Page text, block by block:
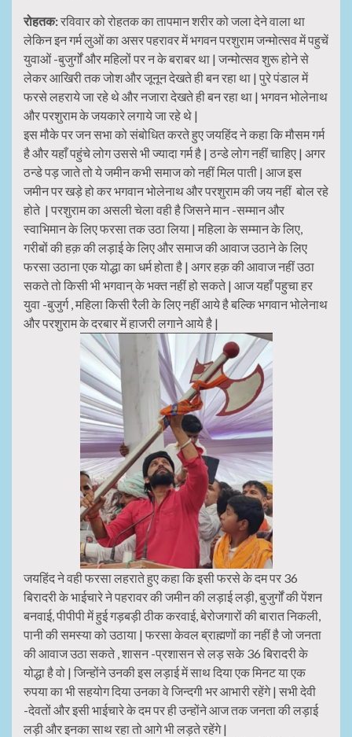
रोहतक:रविवार को रोहतक का तापमान शरीर को जला देने वाला था
लेकिन इन गर्म लुओं का असर पहरावर में भगवन परशुराम जन्मोत्सव में पहुचें
युवाओं -बुजुर्गों और महिलों पर न के बराबर था | जन्मोत्सव शुरू होने से
लेकर आखिरी तक जोश और जूनून देखते ही बन रहा था | पुरे पंडाल में
फरसे लहराये जा रहे थे और नजारा देखते ही बन रहा था | भगवन भोलेनाथ
और परशुराम के जयकारे लगाये जा रहे थे |
इस मौके पर जन सभा को संबोधित करते हुए जयहिंद ने कहा कि मौसम गर्म
है और यहाँ पहुंचे लोग उससे भी ज्यादा गर्म है | ठन्डे लोग नहीं चाहिए | अगर
ठन्डे पड़ जाते तो ये जमीन कभी समाज को नहीं मिल पाती | आज इस
जमीन पर खड़े हो कर भगवान भोलेनाथ और परशुराम की जय नहीं बोल रहे
होते | परशुराम का असली चेला वही है जिसने मान -सम्मान और
स्वाभिमान के लिए फरसा तक उठा लिया | महिला के सम्मान के लिए,
गरीबों की हक़ की लड़ाई के लिए और समाज की आवाज उठाने के लिए
फरसा उठाना एक योद्धा का धर्म होता है | अगर हक़ की आवाज नहीं उठा
सकते तो किसी भी भगवान् के भक्त नहीं हो सकते | आज यहाँ पहुचा हर
युवा -बुजुर्ग , महिला किसी रैली के लिए नहीं आये है बल्कि भगवान भोलेनाथ
और परशुराम के दरबार में हाजरी लगाने आये है |
जयहिंद ने वही फरसा लहराते हुए कहा कि इसी फरसे के दम पर 36
बिरादरी के भाईचारे ने पहरावर की जमीन की लड़ाई लड़ी, बुजुर्गों की पेंशन
बनवाई, पीपीपी में हुई गड़बड़ी ठीक करवाई, बेरोजगारों की बारात निकली,
पानी की समस्या को उठाया | फरसा केवल ब्राह्मणों का नहीं है जो जनता
की आवाज उठा सकते , शासन -प्रशासन से लड़ सके 36 बिरादरी के
योद्धा है वो | जिन्होंने उनकी इस लड़ाई में साथ दिया एक मिनट या एक
रुपया का भी सहयोग दिया उनका वे जिन्दगी भर आभारी रहेंगे | सभी देवी
-देवतों और इसी भाईचारे के दम पर ही उन्होंने आज तक जनता की लड़ाई
लड़ी और इनका साथ रहा तो आगे भी लड़ते रहेंगे |